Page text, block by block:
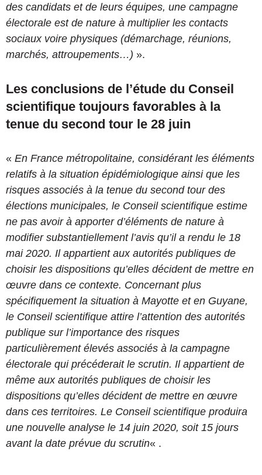
des candidats et de leurs équipes, une campagne
électorale est de nature à multiplier les contacts
sociaux voire physiques (démarchage, réunions,
marchés, attroupements…) ».
Les conclusions de l’étude du Conseil
scientifique toujours favorables à la
tenue du second tour le 28 juin
« En France métropolitaine, considérant les éléments
relatifs à la situation épidémiologique ainsi que les
risques associés à la tenue du second tour des
élections municipales, le Conseil scientifique estime
ne pas avoir à apporter d’éléments de nature à
modifier substantiellement l’avis qu’il a rendu le 18
mai 2020. Il appartient aux autorités publiques de
choisir les dispositions qu’elles décident de mettre en
œuvre dans ce contexte. Concernant plus
spécifiquement la situation à Mayotte et en Guyane,
le Conseil scientifique attire l’attention des autorités
publique sur l’importance des risques
particulièrement élevés associés à la campagne
électorale qui précéderait le scrutin. Il appartient de
même aux autorités publiques de choisir les
dispositions qu’elles décident de mettre en œuvre
dans ces territoires. Le Conseil scientifique produira
une nouvelle analyse le 14 juin 2020, soit 15 jours
avant la date prévue du scrutin« .